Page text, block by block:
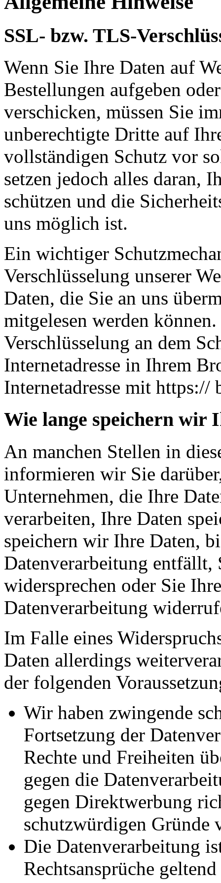
SSL- bzw. TLS-
Wenn Sie Ihre Daten auf
Bestellungen aufgeben
verschicken, müssen Sie
unberechtigte Dritte auf
vollständigen Schutz vor
setzen jedoch alles daran,
schützen und die
uns möglich ist.
Ein wichtiger
Verschlüsselung unserer
Daten, die Sie an uns
mitgelesen werden
Verschlüsselung an dem
Internetadresse in Ihrem
Internetadresse mit
Wie lange speichern wir
An manchen Stellen in
informieren wir Sie
Unternehmen, die Ihre
verarbeiten, Ihre Daten
speichern wir Ihre Daten,
Datenverarbeitung entfällt,
widersprechen oder Sie
Datenverarbeitung
Im Falle eines
Daten allerdings
der folgenden
Wir haben zwingende
Fortsetzung der
Rechte und Freiheiten
gegen die
gegen Direktwerbung
schutzwürdigen Gründe
Die Datenverarbeitung
Rechtsansprüche